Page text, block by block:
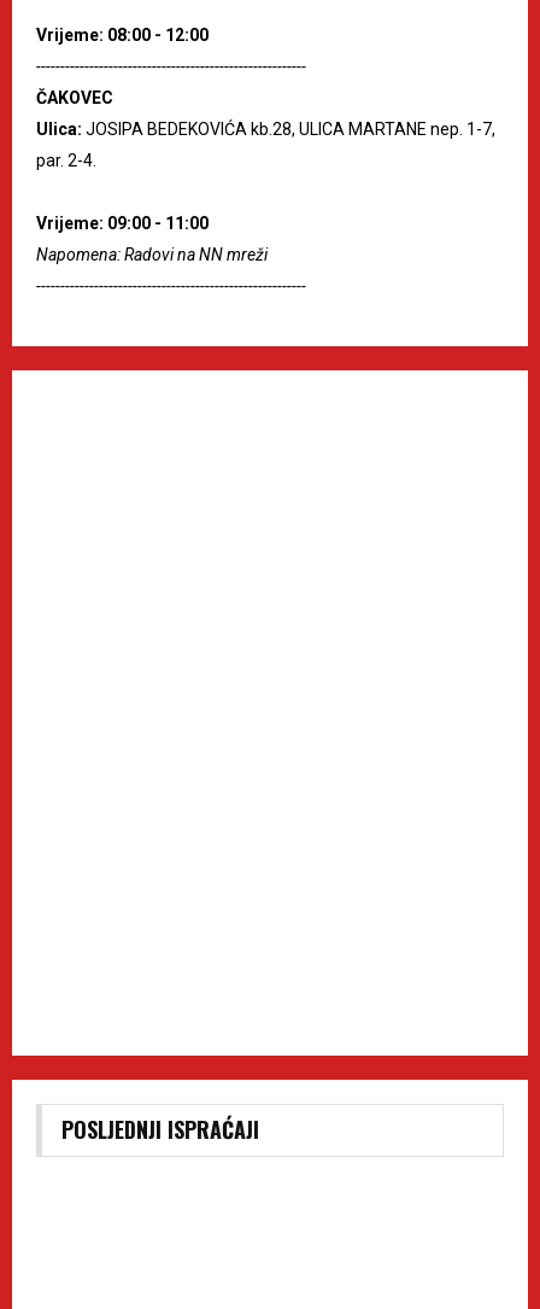
Vrijeme: 08:00 - 12:00
--------------------------------------------------------
ČAKOVEC
Ulica: JOSIPA BEDEKOVIĆA kb.28, ULICA MARTANE nep. 1-7,
par. 2-4.
Vrijeme: 09:00 - 11:00
Napomena: Radovi na NN mreži
--------------------------------------------------------
POSLJEDNJI ISPRAĆAJI